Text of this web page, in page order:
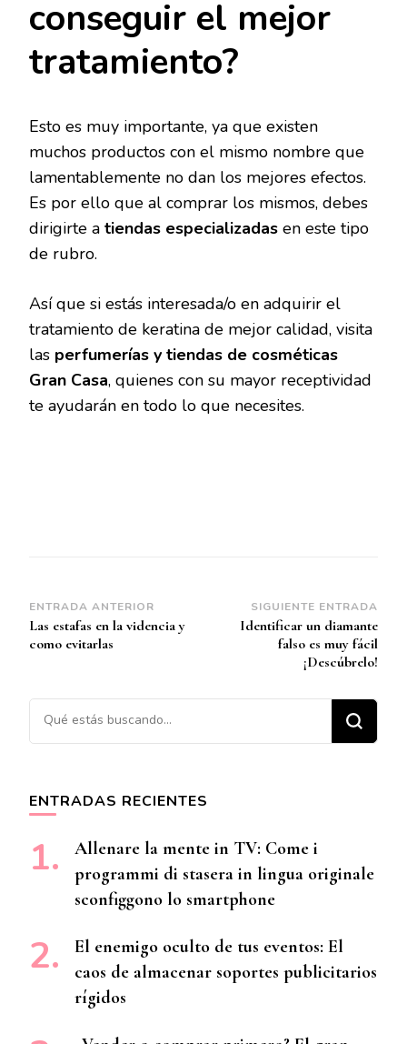
conseguir el mejor
tratamiento?
Esto es muy importante, ya que existen
muchos productos con el mismo nombre que
lamentablemente no dan los mejores efectos.
Es por ello que al comprar los mismos, debes
dirigirte a tiendas especializadas en este tipo
de rubro.
Así que si estás interesada/o en adquirir el
tratamiento de keratina de mejor calidad, visita
las perfumerías y tiendas de cosméticas
Gran Casa, quienes con su mayor receptividad
te ayudarán en todo lo que necesites.
Navegación
de
ENTRADA ANTERIOR
Las estafas en la videncia y
como evitarlas
SIGUIENTE ENTRADA
Identificar un diamante
falso es muy fácil
¡Descúbrelo!
¿Buscas algo?
ENTRADAS RECIENTES
Allenare la mente in TV: Come i
programmi di stasera in lingua originale
sconfiggono lo smartphone
El enemigo oculto de tus eventos: El
caos de almacenar soportes publicitarios
rígidos